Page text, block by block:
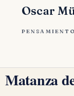
Oscar
Matanza